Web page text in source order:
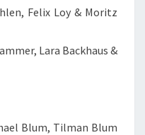
Felix Loy & Moritz
Lara Backhaus &
Blum, Tilman Blum